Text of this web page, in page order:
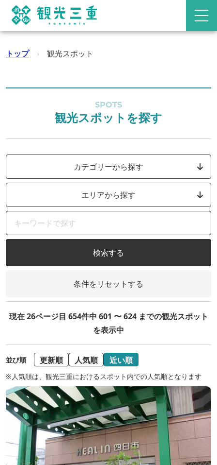
トップ › 観光スポット
SPOTS
観光スポットを探す
カテゴリーから探す
エリアから探す
検索する
条件をリセットする
現在 26ページ目 654件中 601 〜 624 までの観光スポット
を表示中
並び順 更新順 人気順 近い順
※人気順は、観光三重におけるスポット内での人気順となります